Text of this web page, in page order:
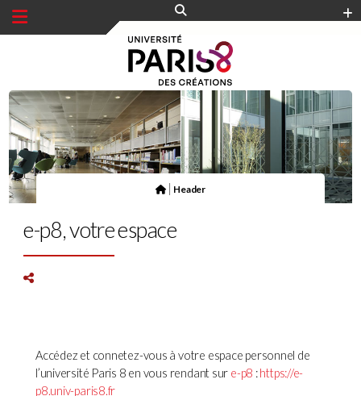
Header
e-p8, votre espace
Accédez et connetez-vous à votre espace personnel de
l’université Paris 8 en vous rendant sur e-p8 :https://e-
p8.univ-paris8.fr
Panneau de gestion des cookies